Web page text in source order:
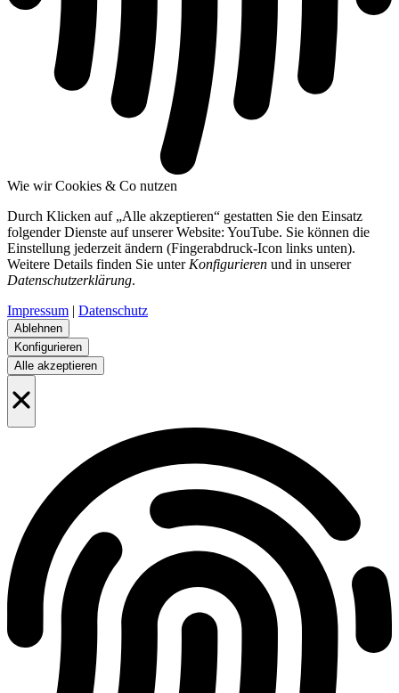
Wie wir Cookies & Co nutzen
Durch Klicken auf „Alle akzeptieren“ gestatten Sie den Einsatz
folgender Dienste auf unserer Website: YouTube. Sie können die
Einstellung jederzeit ändern (Fingerabdruck-Icon links unten).
Weitere Details finden Sie unter Konfigurieren und in unserer
Datenschutzerklärung.
Impressum | Datenschutz
Ablehnen
Konfigurieren
Alle akzeptieren